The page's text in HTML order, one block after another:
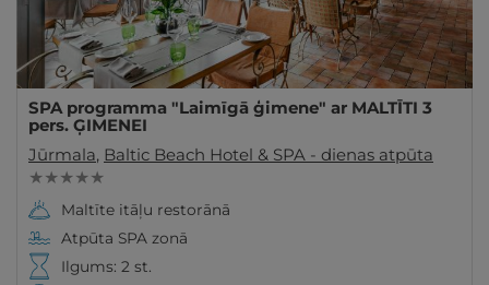
SPA programma "Laimīgā ģimene" ar MALTĪTI 3
pers. ĢIMENEI
Jūrmala, Baltic Beach Hotel & SPA - dienas atpūta
★ ★ ★ ★ ★
Maltīte itāļu restorānā
Atpūta SPA zonā
Ilgums: 2 st.